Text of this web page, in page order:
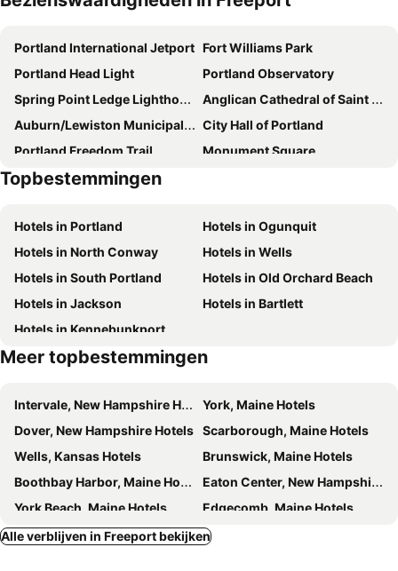
Portland International Jetport Fort Williams Park
Portland Head Light
Portland Observatory
Spring Point Ledge Lighthouse
Anglican Cathedral of Saint Paul
Auburn/Lewiston Municipal Airport
City Hall of Portland
Portland Freedom Trail
Monument Square
Victoria Mansion
Topbestemmingen
Hotels in Portland
Hotels in Ogunquit
Hotels in North Conway
Hotels in Wells
Hotels in South Portland
Hotels in Old Orchard Beach
Hotels in Jackson
Hotels in Bartlett
Hotels in Kennebunkport
Meer topbestemmingen
Intervale, New Hampshire Hotels
York, Maine Hotels
Dover, New Hampshire Hotels Scarborough, Maine Hotels
Wells, Kansas Hotels
Brunswick, Maine Hotels
Boothbay Harbor, Maine Hotels
Eaton Center, New Hampshire Hotels
York Beach, Maine Hotels
Edgecomb, Maine Hotels
Augusta, Maine Hotels
Kennebunk, Maine Hotels
Alle verblijven in Freeport bekijken